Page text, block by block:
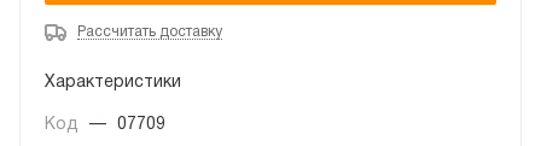
Рассчитать доставку
Характеристики
Код —
07709